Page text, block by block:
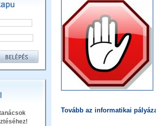
Tovább az informatikai